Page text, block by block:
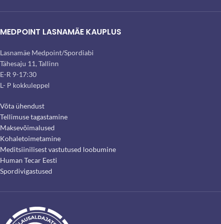
MEDPOINT LASNAMÄE KAUPLUS
Lasnamäe Medpoint/Spordiabi
Tähesaju 11, Tallinn
E-R 9-17:30
L- P kokkuleppel
Võta ühendust
Tellimuse tagastamine
Maksevõimalused
Kohaletoimetamine
Meditsiinilisest vastutused loobumine
Human Tecar Eesti
Spordivigastused